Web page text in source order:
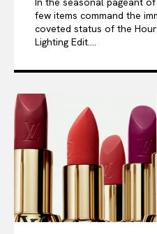
few items command the
coveted status of the
Lighting Edit....